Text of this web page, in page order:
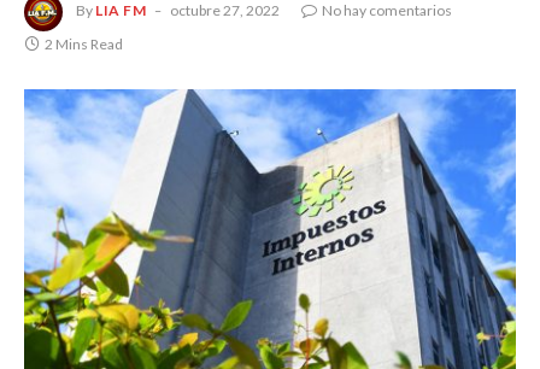
By LIA FM octubre 27, 2022
No hay comentarios
2 Mins Read